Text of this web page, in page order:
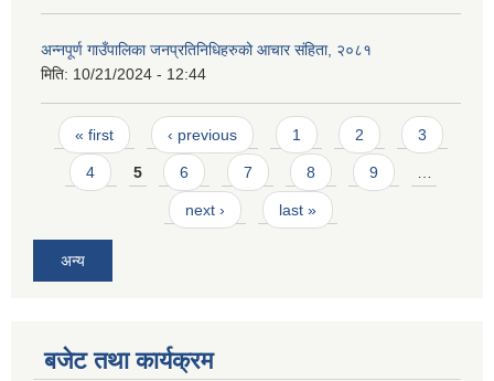
अन्नपूर्ण गाउँपालिका जनप्रतिनिधिहरुको आचार संहिता, २०८१
मिति: 10/21/2024 - 12:44
Pages
« first ‹ previous 1 2 3
4 5 6 7 8 9
next › last »
अन्य
बजेट तथा कार्यक्रम